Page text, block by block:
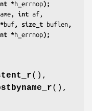
*h_errnop);
, int af,
buf , size_t buflen ,
*h_errnop);
(),
(),